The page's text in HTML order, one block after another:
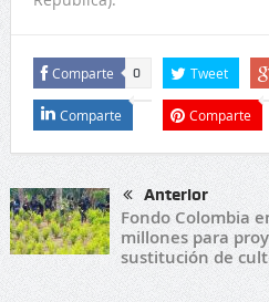
Comparte 0 Tweet
Comparte Comparte
Anterior
Fondo Colombia
millones para
sustitución de